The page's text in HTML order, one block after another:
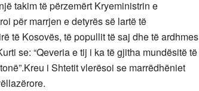
takim të përzemërt Kryeministrin e
për marrjen e detyrës së lartë të
të Kosovës, të popullit të saj dhe të ardhmes
se: “Qeveria e tij i ka të gjitha mundësitë të
i Shtetit vlerësoi se marrëdhëniet